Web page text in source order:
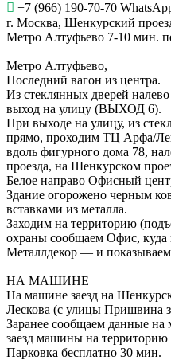
+7 (966) 190-70-70
г. Москва, Шенкурский
Метро Алтуфьево 7-10 мин.
Метро Алтуфьево,
Последний вагон из центра.
Из стеклянных дверей
выход на улицу (ВЫХОД 6).
При выходе на улицу, из
прямо, проходим ТЦ Арфа/
вдоль фигурного дома 78,
проезда, на Шенкурском
Белое направо Офисный
Здание огорожено черным
вставками из металла.
Заходим на территорию
охраны сообщаем Офис,
Металлдекор — и
НА МАШИНЕ
На машине заезд на
Лескова (с улицы
Заранее сообщаем данные на
заезд машины на
Парковка бесплатно 30 мин.